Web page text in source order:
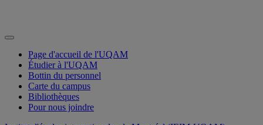
Page d'accueil de l'UQAM
Étudier à l'UQAM
Bottin du personnel
Carte du campus
Bibliothèques
Pour nous joindre